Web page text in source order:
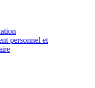
personnel et